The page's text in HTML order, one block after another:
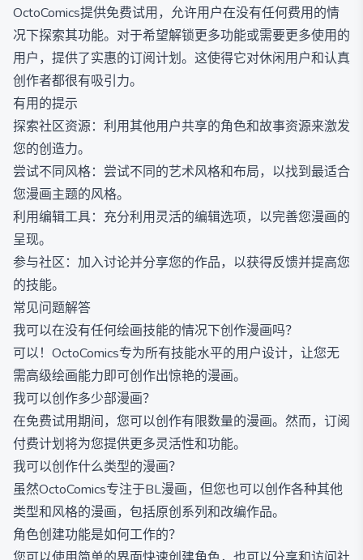
OctoComics提供免费试用，允许用户在没有任何费用的情
况下探索其功能。对于希望解锁更多功能或需要更多使用的
用户，提供了实惠的订阅计划。这使得它对休闲用户和认真
创作者都很有吸引力。
有用的提示
探索社区资源：利用其他用户共享的角色和故事资源来激发
您的创造力。
尝试不同风格：尝试不同的艺术风格和布局，以找到最适合
您漫画主题的风格。
利用编辑工具：充分利用灵活的编辑选项，以完善您漫画的
呈现。
参与社区：加入讨论并分享您的作品，以获得反馈并提高您
的技能。
常见问题解答
我可以在没有任何绘画技能的情况下创作漫画吗？
可以！OctoComics专为所有技能水平的用户设计，让您无
需高级绘画能力即可创作出惊艳的漫画。
我可以创作多少部漫画？
在免费试用期间，您可以创作有限数量的漫画。然而，订阅
付费计划将为您提供更多灵活性和功能。
我可以创作什么类型的漫画？
虽然OctoComics专注于BL漫画，但您也可以创作各种其他
类型和风格的漫画，包括原创系列和改编作品。
角色创建功能是如何工作的？